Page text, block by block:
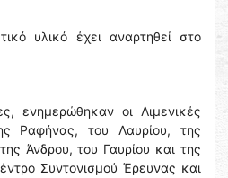
υλικό έχει αναρτηθεί στο
ενημερώθηκαν οι Λιμενικές
Ραφήνας, του Λαυρίου, της
Άνδρου, του Γαυρίου και της
Συντονισμού Έρευνας και